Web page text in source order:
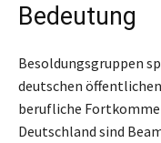
Bedeutung
Besoldungsgruppen
deutschen
berufliche
Deutschland sind